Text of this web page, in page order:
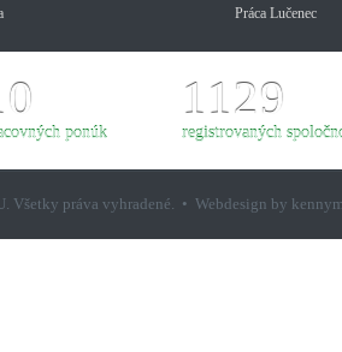
Práca Lučenec
ponúk
1129
registrovaných
Všetky práva vyhradené. • Webdesign by